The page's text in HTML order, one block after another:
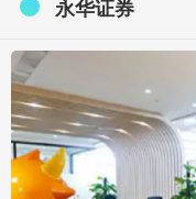
永华证券